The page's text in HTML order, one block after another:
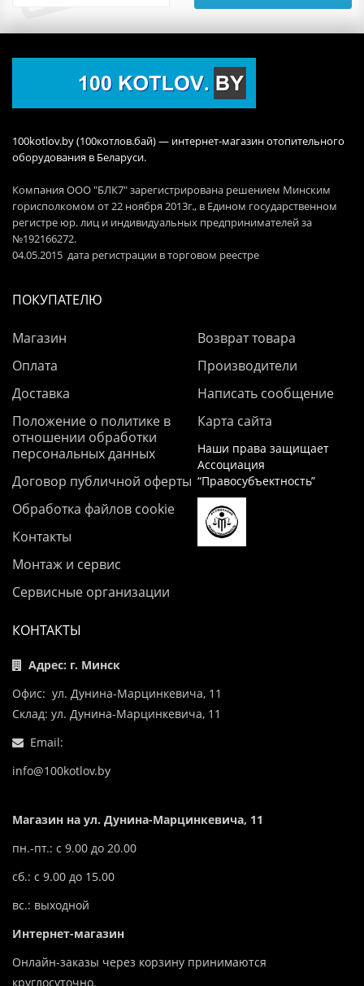
100kotlov.by (100котлов.бай) — интернет-магазин отопительного
оборудования в Беларуси.
Компания ООО "БЛК7" зарегистрирована решением Минским
горисполкомом от 22 ноября 2013г., в Едином государственном
регистре юр. лиц и индивидуальных предпринимателей за
№192166272.
04.05.2015 дата регистрации в торговом реестре
ПОКУПАТЕЛЮ
Магазин
Оплата
Доставка
Положение о политике в
отношении обработки
персональных данных
Договор публичной оферты
Обработка файлов cookie
Контакты
Монтаж и сервис
Сервисные организации
Возврат товара
Производители
Написать сообщение
Карта сайта
Наши права защищает
Ассоциация
“Правосубъектность”
КОНТАКТЫ
Адрес: г. Минск
Офис: ул. Дунина-Марцинкевича, 11
Склад: ул. Дунина-Марцинкевича, 11
Email:
info@100kotlov.by
Магазин на ул. Дунина-Марцинкевича, 11
пн.-пт.: с 9.00 до 20.00
сб.: с 9.00 до 15.00
вс.: выходной
Интернет-магазин
Онлайн-заказы через корзину принимаются
круглосуточно.